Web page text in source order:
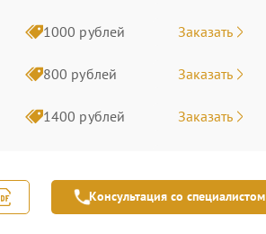
1000 рублей Заказать
800 рублей Заказать
1400 рублей Заказать
800 рублей Заказать
Консультация со специалистом